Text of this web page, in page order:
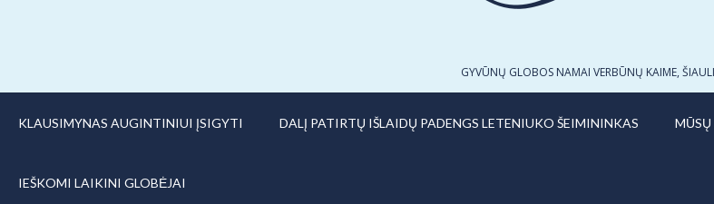
GYVŪNŲ GLOBOS NAMAI VERBŪNŲ KAIME,
KLAUSIMYNAS AUGINTINIUI ĮSIGYTI DALĮ PATIRTŲ IŠLAIDŲ PADENGS LETENIUKO ŠEIMININKAS MŪSŲ
IEŠKOMI LAIKINI GLOBĖJAI